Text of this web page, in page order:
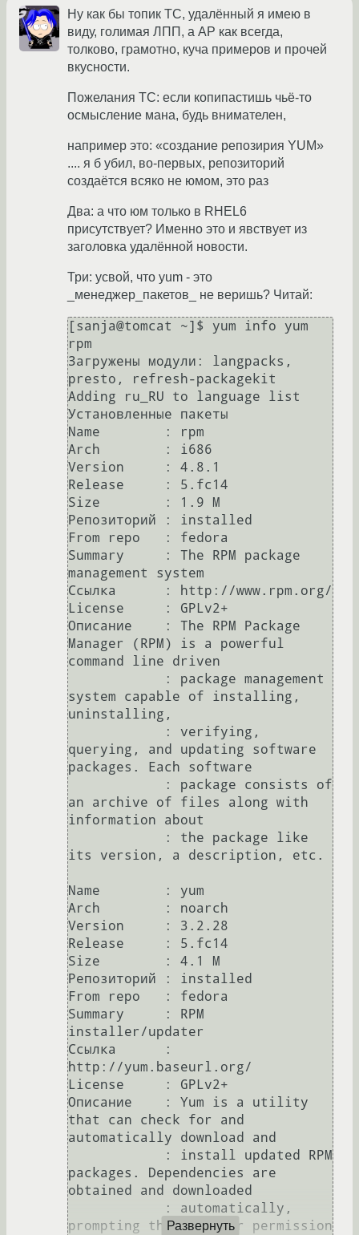
Ну как бы топик ТС, удалённый я имею в
виду, голимая ЛПП, а АР как всегда,
толково, грамотно, куча примеров и прочей
вкусности.
Пожелания ТС: если копипастишь чьё-то
осмысление мана, будь внимателен,
например это: «создание репозирия YUM»
.... я б убил, во-первых, репозиторий
создаётся всяко не юмом, это раз
Два: а что юм только в RHEL6
присутствует? Именно это и явствует из
заголовка удалённой новости.
Три: усвой, что yum - это
_менеджер_пакетов_ не веришь? Читай:
[sanja@tomcat ~]$ yum info yum
rpm
Загружены модули: langpacks,
presto, refresh-packagekit
Adding ru_RU to language list
Установленные пакеты
Name        : rpm
Arch        : i686
Version     : 4.8.1
Release     : 5.fc14
Size        : 1.9 M
Репозиторий : installed
From repo   : fedora
Summary     : The RPM package
management system
Ссылка      : http://www.rpm.org/
License     : GPLv2+
Описание    : The RPM Package
Manager (RPM) is a powerful
command line driven
system capable of installing,
uninstalling,
querying, and updating software
packages. Each software
an archive of files along with
information about
its version, a description, etc.
Name        : yum
Arch        : noarch
Version     : 3.2.28
Release     : 5.fc14
Size        : 4.1 M
Репозиторий : installed
From repo   : fedora
Summary     : RPM
installer/updater
Ссылка      :
http://yum.baseurl.org/
License     : GPLv2+
Описание    : Yum is a utility
that can check for and
automatically download and
packages. Dependencies are
obtained and downloaded
prompting the user for permission
Развернуть